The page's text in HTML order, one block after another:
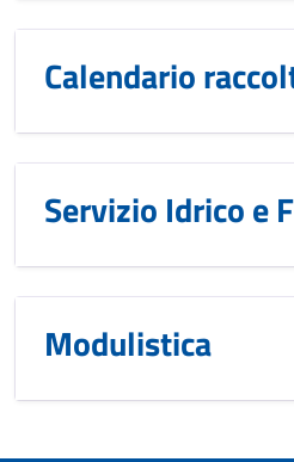
Calendario
Servizio Idrico e
Modulistica